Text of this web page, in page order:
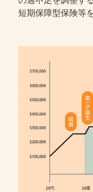
短期保障型保険等